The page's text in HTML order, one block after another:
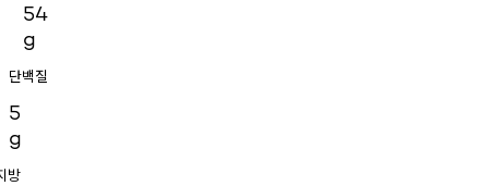
54
g
단백질
5
g
방